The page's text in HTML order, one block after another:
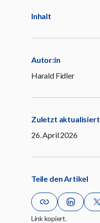
Inhalt
Autor:in
Harald Fidler
Zuletzt aktualisiert
26. April 2026
Teile den Artikel
Link kopiert.